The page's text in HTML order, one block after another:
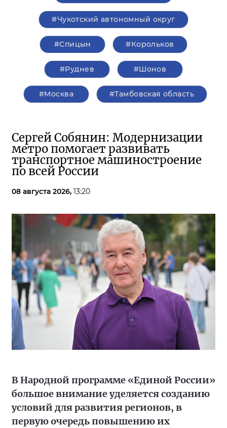
#Чукотский автономный округ
#Спицын #Корольков
#Руднев #Шонов
#Москва #Тамбовская область
Сергей Собянин: Модернизации
метро помогает развивать
транспортное машиностроение
по всей России
08 августа 2026, 13:20
В Народной программе «Единой России»
большое внимание уделяется созданию
условий для развития регионов, в
первую очередь повышению их